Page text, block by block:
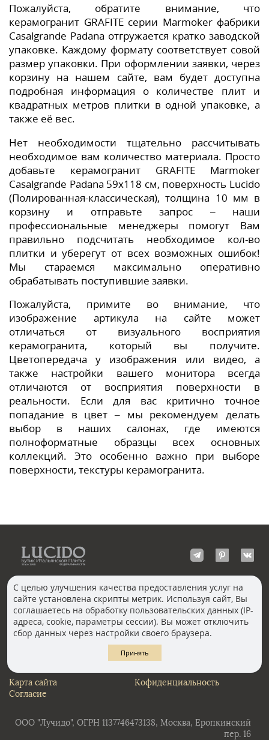
Пожалуйста, обратите внимание, что
керамогранит GRAFITE серии Marmoker фабрики
Casalgrande Padana отгружается кратко заводской
упаковке. Каждому формату соответствует совой
размер упаковки. При оформлении заявки, через
корзину на нашем сайте, вам будет доступна
подробная информация о количестве плит и
квадратных метров плитки в одной упаковке, а
также её вес.
Нет необходимости тщательно рассчитывать
необходимое вам количество материала. Просто
добавьте керамогранит GRAFITE Marmoker
Casalgrande Padana 59x118 см, поверхность Lucido
(Полированная-классическая), толщина 10 мм в
корзину и отправьте запрос – наши
профессиональные менеджеры помогут Вам
правильно подсчитать необходимое кол-во
плитки и уберегут от всех возможных ошибок!
Мы стараемся максимально оперативно
обрабатывать поступившие заявки.
Пожалуйста, примите во внимание, что
изображение артикула на сайте может
отличаться от визуального восприятия
керамогранита, который вы получите.
Цветопередача у изображения или видео, а
также настройки вашего монитора всегда
отличаются от восприятия поверхности в
реальности. Если для вас критично точное
попадание в цвет – мы рекомендуем делать
выбор в наших салонах, где имеются
полноформатные образцы всех основных
коллекций. Это особенно важно при выборе
поверхности, текстуры керамогранита.
КОНТАКТЫ
Москва, Пречистенка
Волгоград
Екатеринбург
Казань
Новосибирск
Санкт-Петербург
Карта сайта
Кофиденциальность
Согласие
ООО "Лучидо", ОГРН 1137746473138, Москва, Еропкинский
пер. 16
С целью улучшения качества предоставления услуг на
сайте установлена скрипты метрик. Используя сайт, Вы
соглашаетесь на обработку пользовательских данных (IP-
адреса, cookie, параметры сессии). Вы может отключить
сбор данных через настройки своего браузера.
Принять